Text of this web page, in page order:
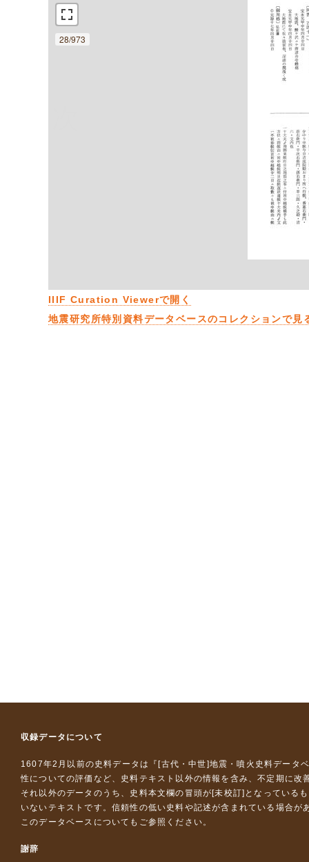
28/973
IIIF Curation Viewerで開く
地震研究所特別資料データベースのコレクションで見
収録データについて
1607年2月以前の史料データは『 [古代・中世]地震・噴火史料データ
性についての評価など、史料テキスト以外の情報を含み、不定期に改
それ以外のデータのうち、史料本文欄の冒頭が[未校訂]となっている
いないテキストです。信頼性の低い史料や記述が含まれている場合が
このデータベースについて もご参照ください。
謝辞